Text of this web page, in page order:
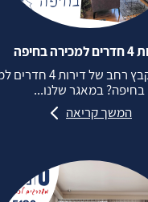
בחיפה
מחפשים מקבץ רחב של
בחיפה? במאגר שלנו...
המשך קריאה